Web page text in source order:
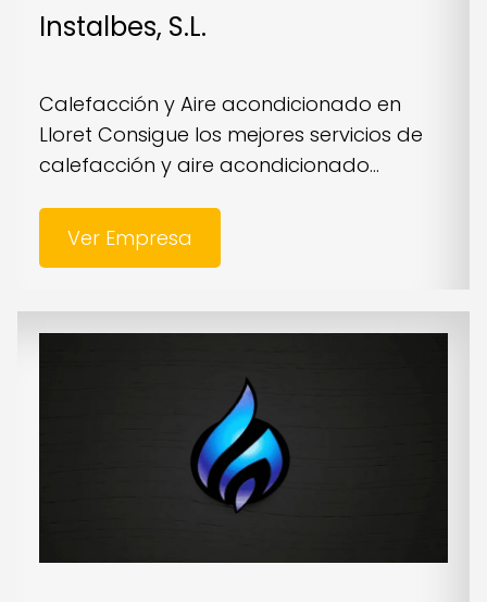
Instalbes, S.L.
Calefacción y Aire acondicionado en
Lloret Consigue los mejores servicios de
calefacción y aire acondicionado...
Ver Empresa